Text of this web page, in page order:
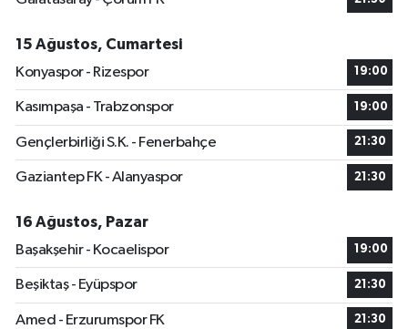
15 Ağustos, Cumartesi
Konyaspor - Rizespor
19:00
Kasımpaşa - Trabzonspor 19:00
Gençlerbirliği S.K. - Fenerbahçe 21:30
Gaziantep FK - Alanyaspor 21:30
16 Ağustos, Pazar
Başakşehir - Kocaelispor
19:00
Beşiktaş - Eyüpspor 21:30
Amed - Erzurumspor FK 21:30